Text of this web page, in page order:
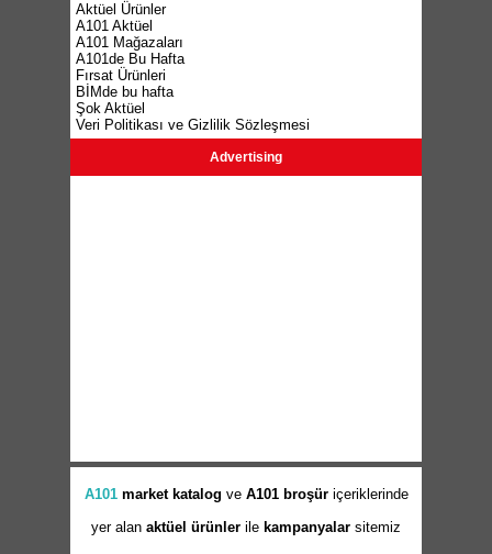
Aktüel Ürünler
A101 Aktüel
A101 Mağazaları
A101de Bu Hafta
Fırsat Ürünleri
BİMde bu hafta
Şok Aktüel
Veri Politikası ve Gizlilik Sözleşmesi
Advertising
A101 market katalog ve A101 broşüriçeriklerinde
yer alan aktüel ürünler ile kampanyalar sitemiz